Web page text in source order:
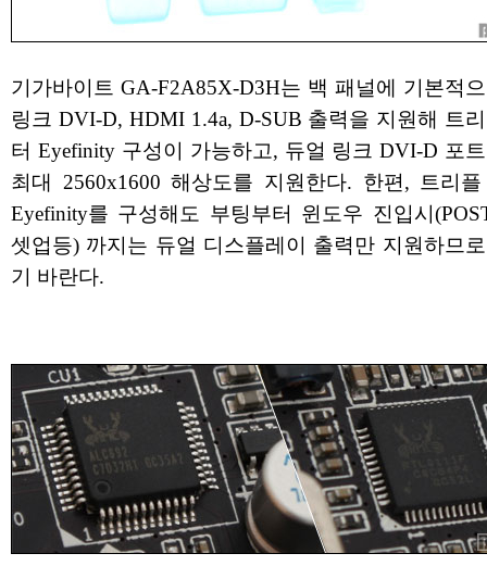
기가바이트 GA-F2A85X-D3H는 백 패널에 기본적
링크 DVI-D, HDMI 1.4a, D-SUB 출력을 지원해 트
터 Eyefinity 구성이 가능하고, 듀얼 링크 DVI-D 포
최대 2560x1600 해상도를 지원한다. 한편, 트리
Eyefinity를 구성해도 부팅부터 윈도우 진입시
셋업등) 까지는 듀얼 디스플레이 출력만 지원하므
기 바란다.